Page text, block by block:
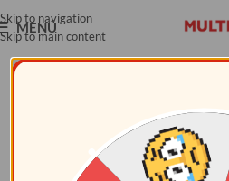
Skip to navigation
Skip to main content
MENÚ